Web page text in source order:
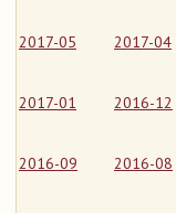
2017-05 2017-04
2017-01 2016-12
2016-09 2016-08